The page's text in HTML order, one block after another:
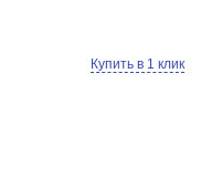
Купить в 1 клик